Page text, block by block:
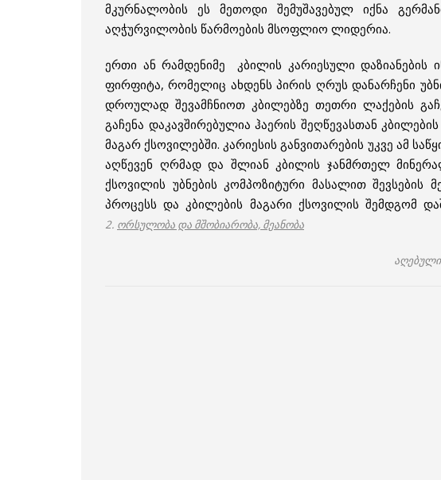
მკურნალობის ეს მეთოდი შემუშავებულ იქნა
აღჭურვილობის წარმოების მსოფლიო ლიდერია.
ერთი ან რამდენიმე კბილის კარიესული
ფირფიტა, რომელიც ახდენს პირის ღრუს დანარჩენი
დროულად შევამჩნიოთ კბილებზე თეთრი ლაქების
გაჩენა დაკავშირებულია ჰაერის შეღწევასთან
მაგარ ქსოვილებში. კარიესის განვითარების უკვე ამ
აღწევენ ღრმად და შლიან კბილის ჯანმრთელ
ქსოვილის უბნების კომპოზიტური მასალით შევსების
პროცესს და კბილების მაგარი ქსოვილის შემდგომ
2. ორსულობა და მშობიარობა, მეანობა